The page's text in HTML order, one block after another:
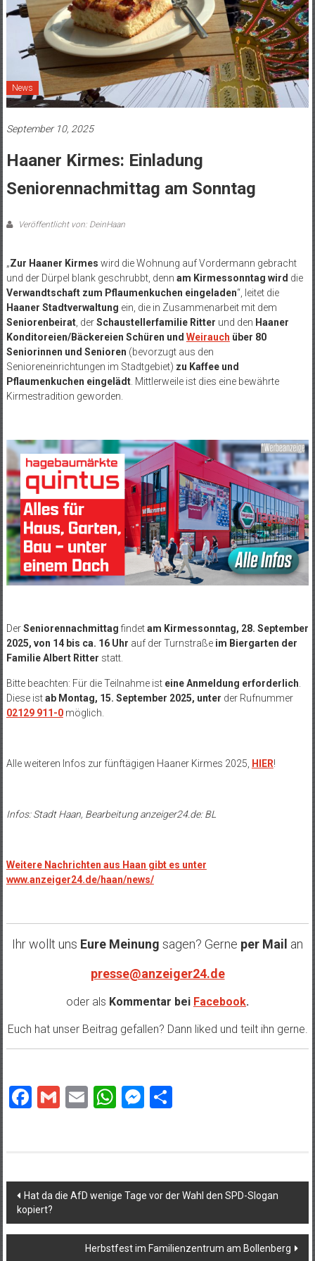
News
September 10, 2025
Haaner Kirmes: Einladung
Seniorennachmittag am Sonntag
Veröffentlicht von: DeinHaan
„Zur Haaner Kirmes wird die Wohnung auf Vordermann gebracht
und der Dürpel blank geschrubbt, denn am Kirmessonntag wird die
Verwandtschaft zum Pflaumenkuchen eingeladen“, leitet die
Haaner Stadtverwaltung ein, die in Zusammenarbeit mit dem
Seniorenbeirat, derSchaustellerfamilie Ritter und den Haaner
Konditoreien/Bäckereien Schüren und Weirauch über 80
Seniorinnen und Senioren (bevorzugt aus den
Senioreneinrichtungen im Stadtgebiet) zu Kaffee und
Pflaumenkuchen eingelädt. Mittlerweile ist dies eine bewährte
Kirmestradition geworden.
DerSeniorennachmittag findetam Kirmessonntag, 28. September
2025, von 14 bis ca. 16 Uhr auf der Turnstraße im Biergarten der
Familie Albert Ritter statt.
Bitte beachten: Für die Teilnahme ist eine Anmeldung erforderlich.
Diese istab Montag, 15. September 2025, unter der Rufnummer
02129 911-0möglich.
Alle weiteren Infos zur fünftägigen Haaner Kirmes 2025, HIER!
Infos: Stadt Haan, Bearbeitung anzeiger24.de: BL
Weitere Nachrichten aus Haan gibt es unter
www.anzeiger24.de/haan/news/
Ihr wollt uns Eure Meinung sagen? Gerne per Mail an
presse@anzeiger24.de
oder als Kommentar bei Facebook.
Euch hat unser Beitrag gefallen? Dann liked und teilt ihn gerne.
Facebook
GmailEmailWhatsApp
Messenger
Beitragsnavigation
Hat da die AfD wenige Tage vor der Wahl den SPD-Slogan
kopiert?
Herbstfest im Familienzentrum am Bollenberg